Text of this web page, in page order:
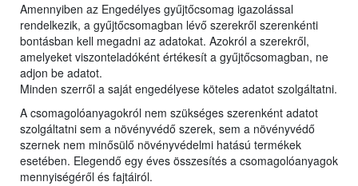
Amennyiben az Engedélyes gyűjtőcsomag igazolással
rendelkezik, a gyűjtőcsomagban lévő szerekről szerenkénti
bontásban kell megadni az adatokat. Azokról a szerekről,
amelyeket viszonteladóként értékesít a gyűjtőcsomagban, ne
adjon be adatot.
Minden szerről a saját engedélyese köteles adatot szolgáltatni.
A csomagolóanyagokról nem szükséges szerenként adatot
szolgáltatni sem a növényvédő szerek, sem a növényvédő
szernek nem minősülő növényvédelmi hatású termékek
esetében. Elegendő egy éves összesítés a csomagolóanyagok
mennyiségéről és fajtáiról.